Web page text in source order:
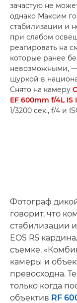
зачастую не
однако Максим
стабилизации и
при слабом
реагировать на
которые ранее
невозможными, —
щуркой в
Снято на камеру
EF 600mm f/4L IS
1/3200 сек., f/4 и
Фотограф
говорит, что
стабилизации
EOS R5
съемке.
камеры и
превосходна.
только когда
объектив RF